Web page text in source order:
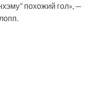
похожий гол», —